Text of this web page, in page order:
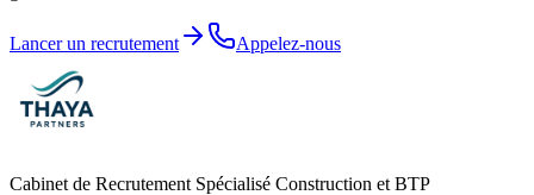
Lancer un recrutement Appelez-nous
Cabinet de Recrutement Spécialisé Construction et BTP